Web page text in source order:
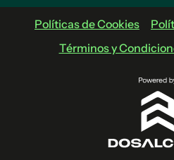
Políticas de Cookies
Términos y